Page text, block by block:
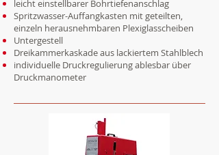
leicht einstellbarer Bohrtiefenanschlag
Spritzwasser-Auffangkasten mit geteilten,
einzeln herausnehmbaren Plexiglasscheiben
Untergestell
Dreikammerkaskade aus lackiertem Stahlblech
individuelle Druckregulierung ablesbar über
Druckmanometer